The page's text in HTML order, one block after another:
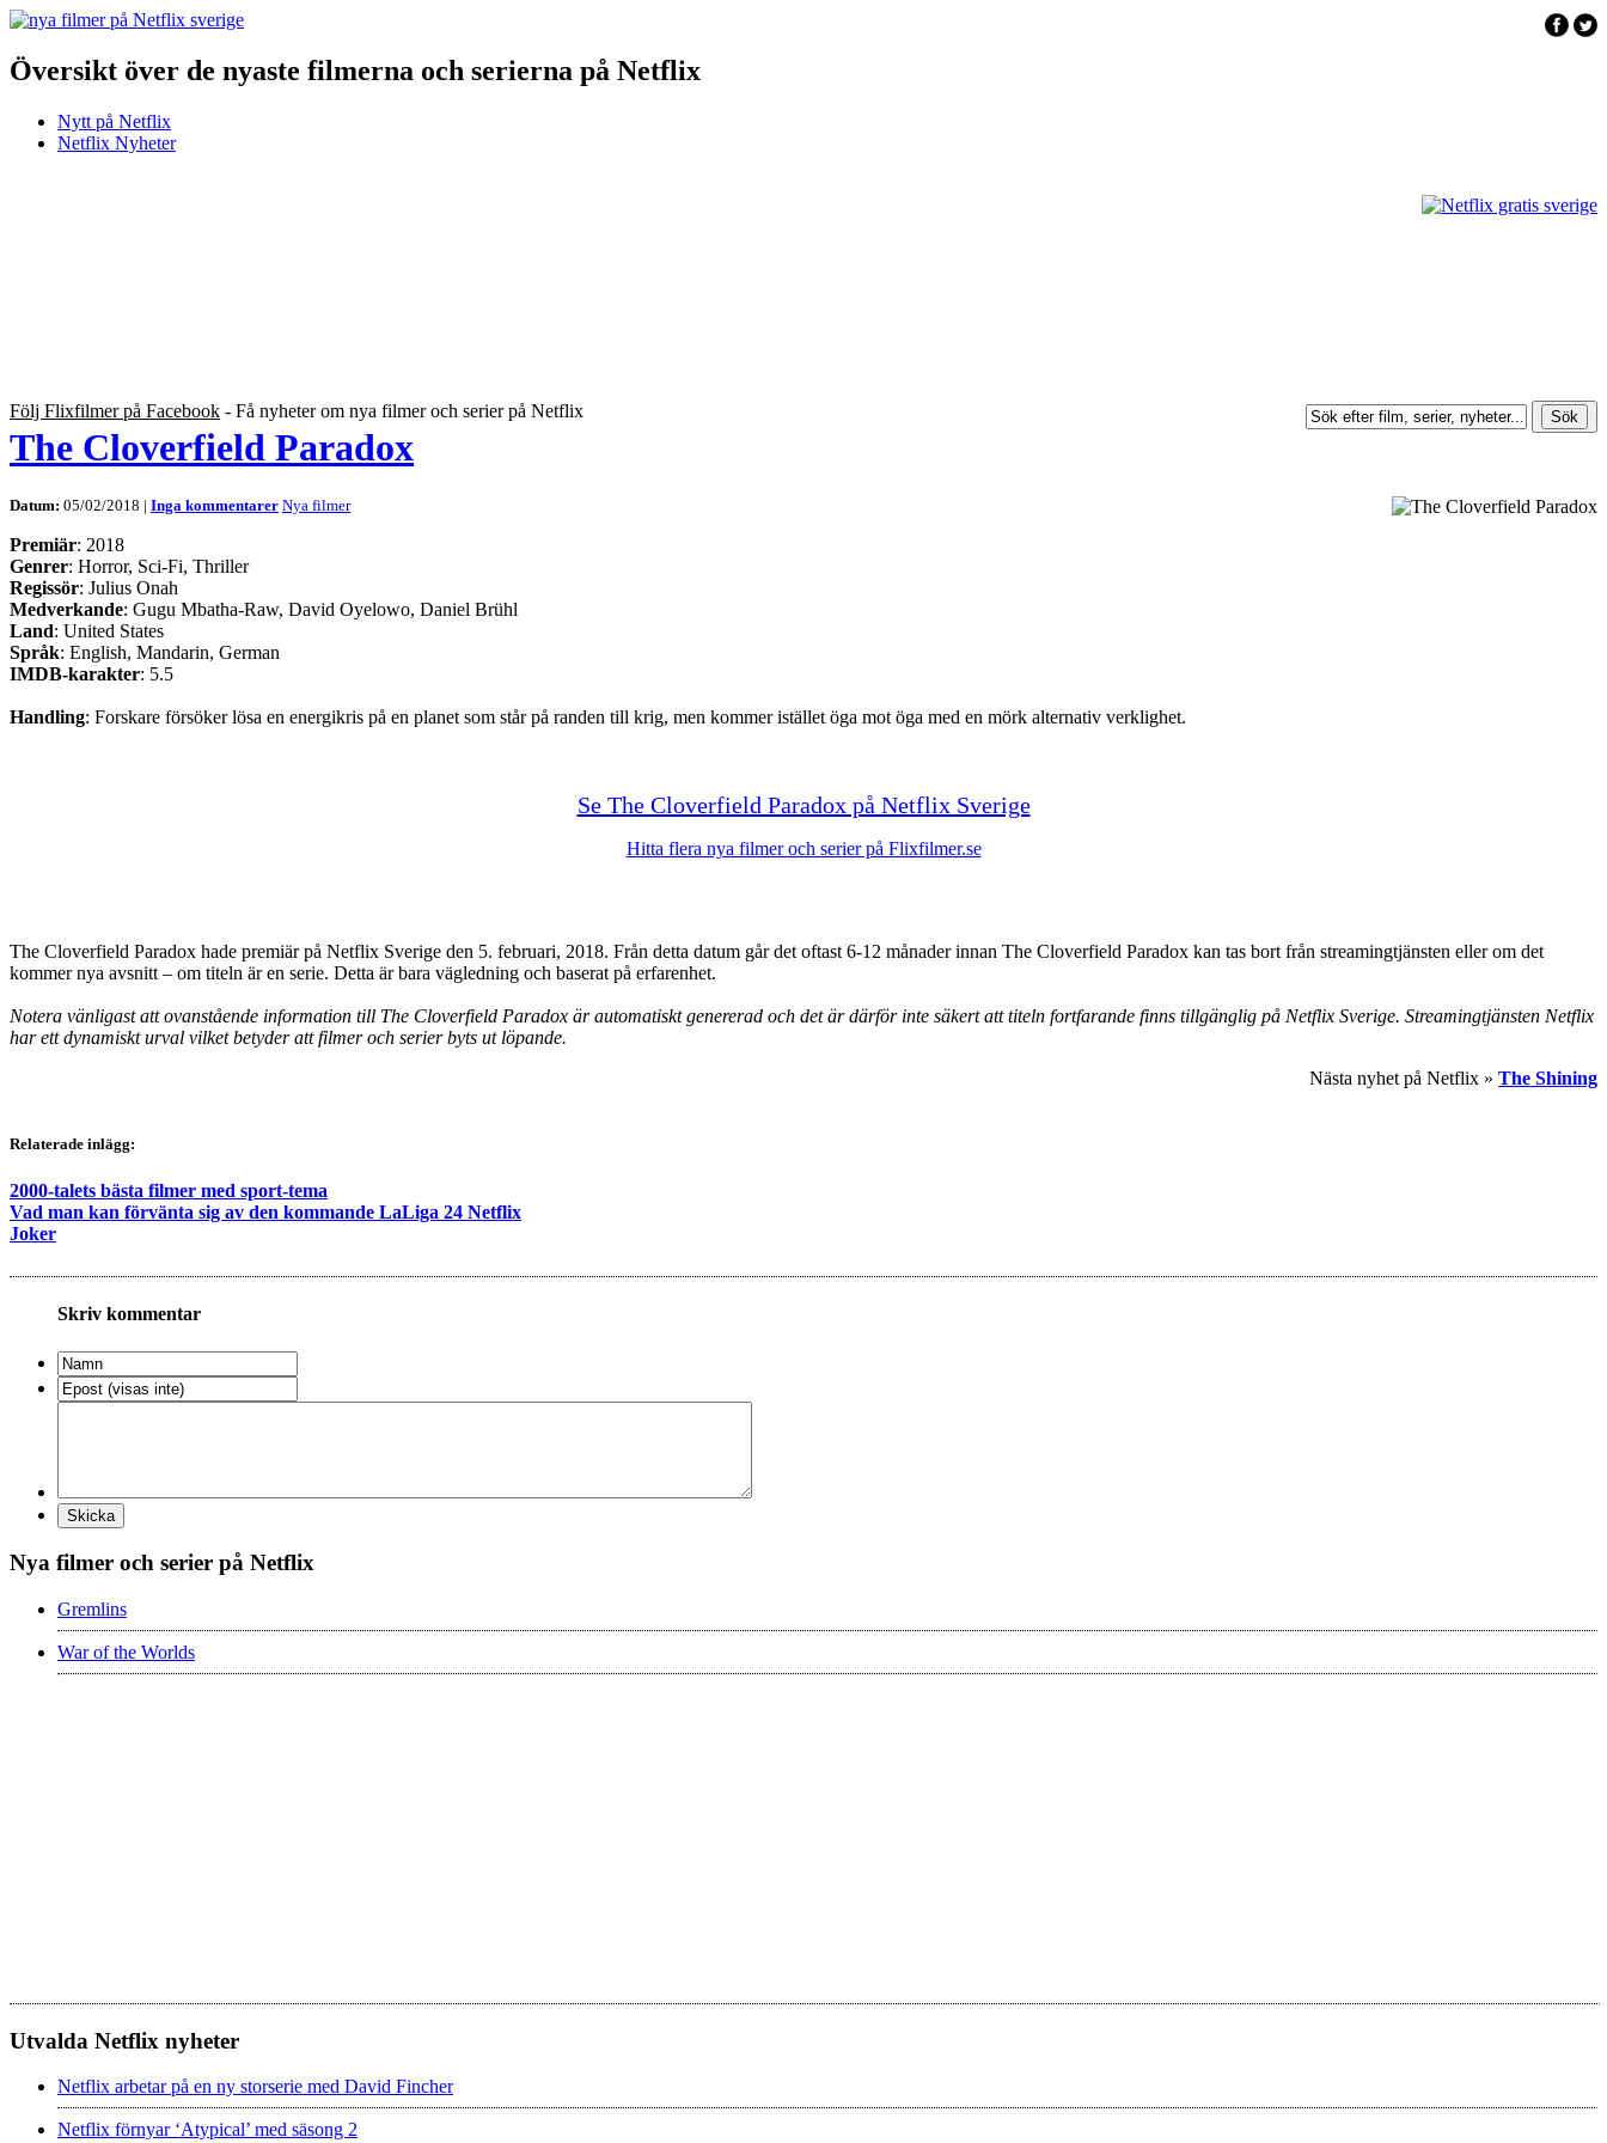
Översikt över de nyaste filmerna och serierna på Netflix
Nytt på Netflix
Netflix Nyheter
Följ Flixfilmer på Facebook - Få nyheter om nya filmer och serier på Netflix
The Cloverfield Paradox
Datum: 05/02/2018 | Inga kommentarer Nya filmer
Premiär: 2018
Genrer: Horror, Sci-Fi, Thriller
Regissör: Julius Onah
Medverkande: Gugu Mbatha-Raw, David Oyelowo, Daniel Brühl
Land: United States
Språk: English, Mandarin, German
IMDB-karakter: 5.5
Handling: Forskare försöker lösa en energikris på en planet som står på randen till krig, men kommer istället öga mot öga med en mörk alternativ verklighet.
Se The Cloverfield Paradox på Netflix Sverige
Hitta flera nya filmer och serier på Flixfilmer.se
The Cloverfield Paradox hade premiär på Netflix Sverige den 5. februari, 2018. Från detta datum går det oftast 6-12 månader innan The Cloverfield Paradox kan tas bort från streamingtjänsten eller om det
kommer nya avsnitt – om titeln är en serie. Detta är bara vägledning och baserat på erfarenhet.
Notera vänligast att ovanstående information till The Cloverfield Paradox är automatiskt genererad och det är därför inte säkert att titeln fortfarande finns tillgänglig på Netflix Sverige. Streamingtjänsten Netflix
har ett dynamiskt urval vilket betyder att filmer och serier byts ut löpande.
Nästa nyhet på Netflix » The Shining
Relaterade inlägg:
2000-talets bästa filmer med sport-tema
Vad man kan förvänta sig av den kommande LaLiga 24 Netflix
Joker
Skriv kommentar
Nya filmer och serier på Netflix
Gremlins
War of the Worlds
Utvalda Netflix nyheter
Netflix arbetar på en ny storserie med David Fincher
Netflix förnyar ‘Atypical’ med säsong 2